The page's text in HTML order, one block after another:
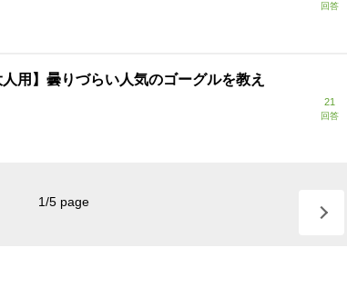
回答
用】曇りづらい人気のゴーグルを教え
21
回答
1/5 page